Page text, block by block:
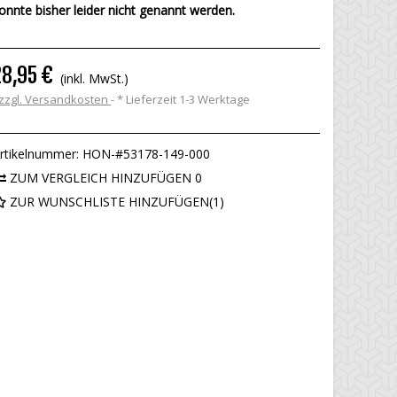
bisher leider nicht genannt werden.
€ (inkl. MwSt.)
Versandkosten * Lieferzeit 1-3 Werktage
HON-#53178-149-000
ZUM VERGLEICH HINZUFÜGEN 0
ZUR WUNSCHLISTE HINZUFÜGEN(1 )